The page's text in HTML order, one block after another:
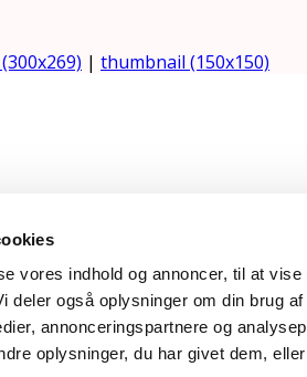
vores indhold og annoncer, til at
deler også oplysninger om din brug
annonceringspartnere og
oplysninger, du har givet dem,
| thumbnail (150x150)
| rose@rosemaimonide.com |
Rights Reserved. Webdesign by